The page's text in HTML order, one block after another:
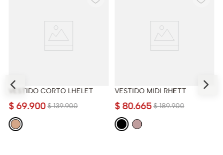
VESTIDO CORTO LHELET
$ 139.900
$ 69.900
VESTIDO MIDI RHETT
$ 189.900
$ 80.665